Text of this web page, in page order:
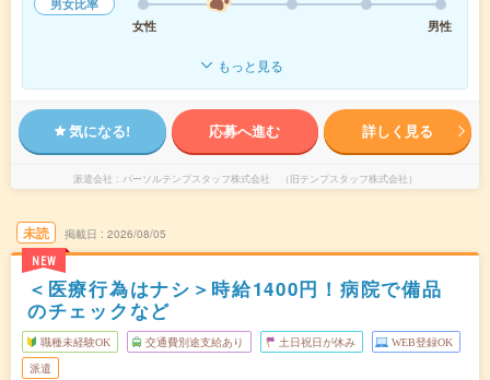
男女比率
女性
男性
もっと見る
気になる! 応募へ進む 詳しく見る
派遣会社 パーソルテンプスタッフ株式会社 （旧テンプスタッフ株式会社）
未読
NEW
掲載日 2026/08/05
＜医療行為はナシ＞時給1400円！病院で備品
のチェックなど
職種未経験OK 交通費別途支給あり 土日祝日が休み WEB登録OK
派遣